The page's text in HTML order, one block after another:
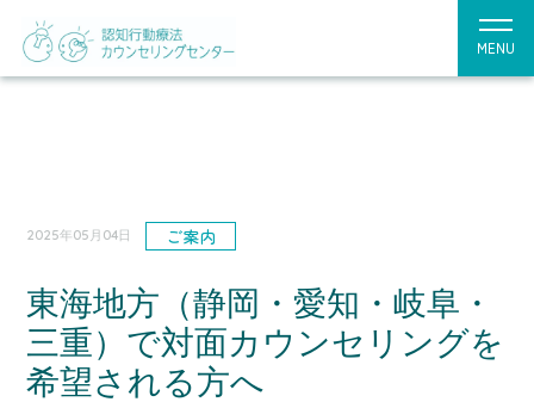
MENU
2025年05月04日 ご案内
東海地方（静岡・愛知・岐阜・
三重）で対面カウンセリングを
希望される方へ